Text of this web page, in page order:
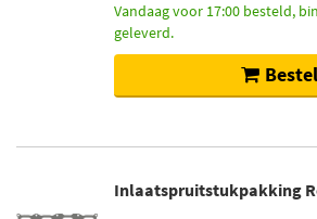
Vandaag voor 17:00 besteld,
geleverd.
Inlaatspruitstukpakking